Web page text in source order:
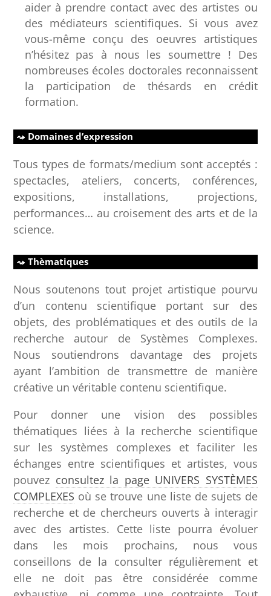
aider à prendre contact avec des artistes ou
des médiateurs scientifiques. Si vous avez
vous-même conçu des oeuvres artistiques
n’hésitez pas à nous les soumettre ! Des
nombreuses écoles doctorales reconnaissent
la participation de thésards en crédit
formation.
Domaines d’expression
Tous types de formats/medium sont acceptés :
spectacles, ateliers, concerts, conférences,
expositions, installations, projections,
performances… au croisement des arts et de la
science.
Thèmatiques
Nous soutenons tout projet artistique pourvu
d’un contenu scientifique portant sur des
objets, des problématiques et des outils de la
recherche autour de Systèmes Complexes.
Nous soutiendrons davantage des projets
ayant l’ambition de transmettre de manière
créative un véritable contenu scientifique.
Pour donner une vision des possibles
thématiques liées à la recherche scientifique
sur les systèmes complexes et faciliter les
échanges entre scientifiques et artistes, vous
pouvez consultez la page UNIVERS SYSTÈMES
COMPLEXES où se trouve une liste de sujets de
recherche et de chercheurs ouverts à interagir
avec des artistes. Cette liste pourra évoluer
dans les mois prochains, nous vous
conseillons de la consulter régulièrement et
elle ne doit pas être considérée comme